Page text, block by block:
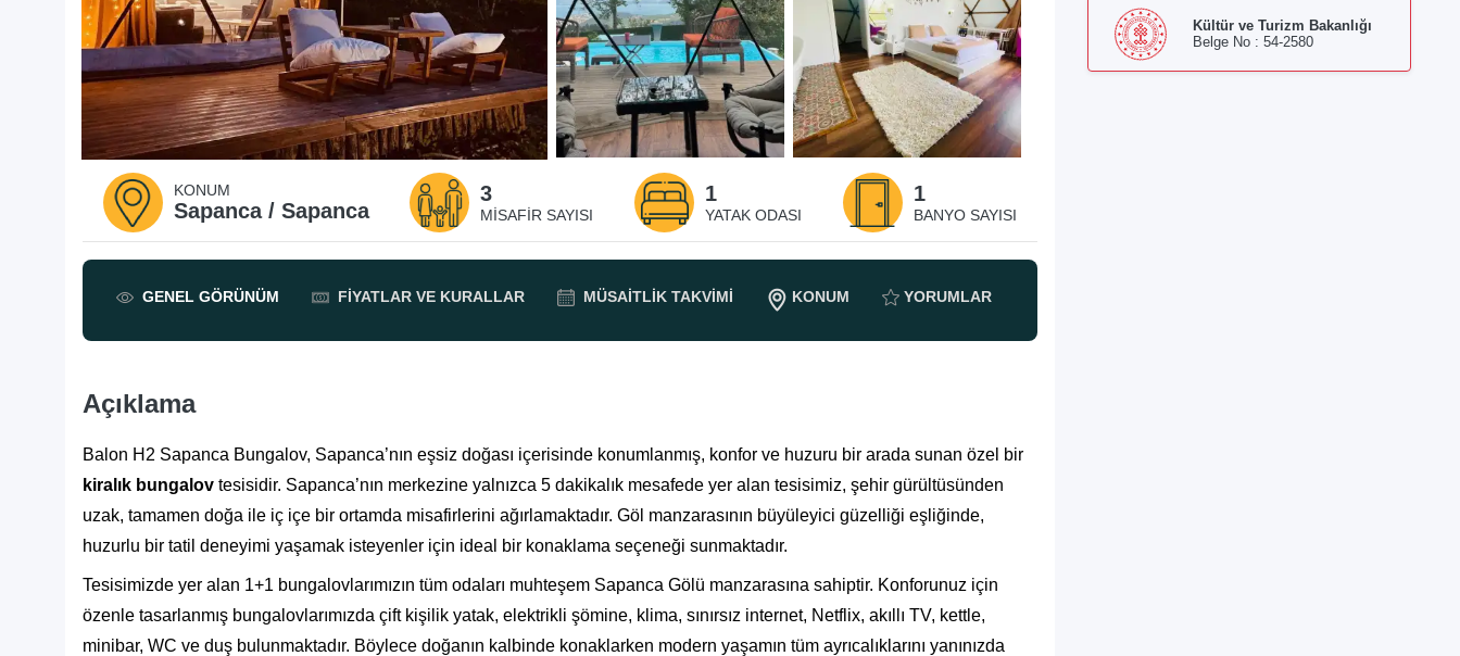
KONUM
Sapanca / Sapanca
3
MISAFIR SAYISI
1
YATAK ODASI
1
BANYO SAYISI
GENEL GÖRÜNÜM FIYATLAR VE KURALLAR MÜSAITLIK TAKVIMI KONUM YORUMLAR
Açıklama
Balon H2 Sapanca Bungalov, Sapanca’nın eşsiz doğası içerisinde konumlanmış, konfor ve huzuru bir arada sunan özel bir
kiralık bungalov tesisidir. Sapanca’nın merkezine yalnızca 5 dakikalık mesafede yer alan tesisimiz, şehir gürültüsünden
uzak, tamamen doğa ile iç içe bir ortamda misafirlerini ağırlamaktadır. Göl manzarasının büyüleyici güzelliği eşliğinde,
huzurlu bir tatil deneyimi yaşamak isteyenler için ideal bir konaklama seçeneği sunmaktadır.
Tesisimizde yer alan 1+1 bungalovlarımızın tüm odaları muhteşem Sapanca Gölü manzarasına sahiptir. Konforunuz için
özenle tasarlanmış bungalovlarımızda çift kişilik yatak, elektrikli şömine, klima, sınırsız internet, Netflix, akıllı TV, kettle,
minibar, WC ve duş bulunmaktadır. Böylece doğanın kalbinde konaklarken modern yaşamın tüm ayrıcalıklarını yanınızda
Kültür ve Turizm Bakanlığı
Belge No : 54-2580